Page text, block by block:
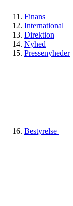
Finans
International
Direktion
Nyhed
Pressenyheder
Bestyrelse